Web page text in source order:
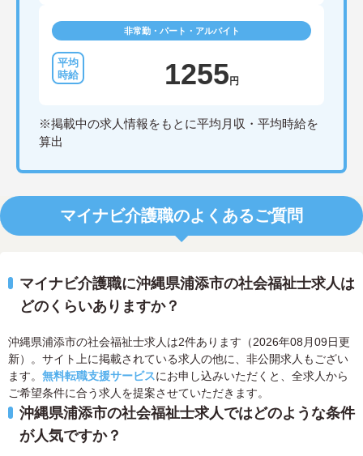
非常勤・パート・アルバイト
1255 円
※掲載中の求人情報をもとに平均月収・平均時給を
算出
マイナビ介護職のよくあるご質問
マイナビ介護職に沖縄県浦添市の社会福祉士求人は
どのくらいありますか？
沖縄県浦添市の社会福祉士求人は2件あります（2026年08月09日更
新）。サイト上に掲載されている求人の他に、非公開求人もござい
ます。 無料転職支援サービスにお申し込みいただくと、全求人から
ご希望条件に合う求人を提案させていただきます。
沖縄県浦添市の社会福祉士求人ではどのような条件
が人気ですか？